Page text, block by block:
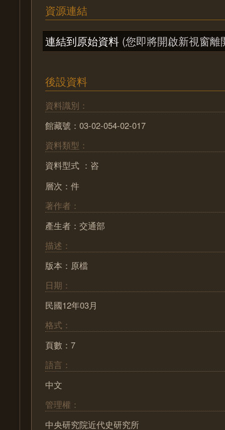
資源連結
連結到原始資料 (您即將開啟新視窗離
後設資料
資料識別：
館藏號：03-02-054-02-017
資料類型：
資料型式 ：咨
層次：件
著作者：
產生者：交通部
描述：
版本：原檔
日期：
民國12年03月
格式：
頁數：7
語言：
中文
管理權：
中央研究院近代史研究所